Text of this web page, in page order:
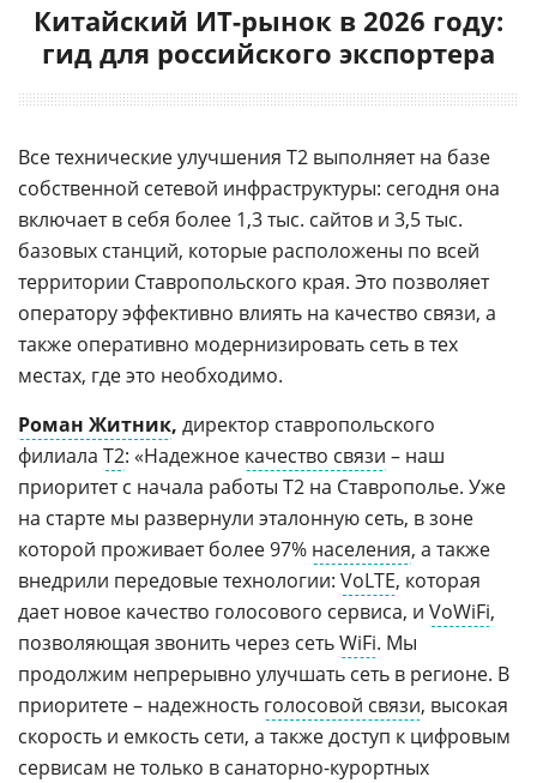
Китайский ИТ-рынок в 2026 году:
гид для российского экспортера
Все технические улучшения T2 выполняет на базе
собственной сетевой инфраструктуры: сегодня она
включает в себя более 1,3 тыс. сайтов и 3,5 тыс.
базовых станций, которые расположены по всей
территории Ставропольского края. Это позволяет
оператору эффективно влиять на качество связи, а
также оперативно модернизировать сеть в тех
местах, где это необходимо.
Роман Житник, директор ставропольского
филиала Т2: «Надежное качество связи – наш
приоритет с начала работы T2 на Ставрополье. Уже
на старте мы развернули эталонную сеть, в зоне
которой проживает более 97% населения, а также
внедрили передовые технологии: VoLTE, которая
дает новое качество голосового сервиса, и VoWiFi,
позволяющая звонить через сетьWiFi. Мы
продолжим непрерывно улучшать сеть в регионе. В
приоритете – надежность голосовой связи, высокая
скорость и емкость сети, а также доступ к цифровым
сервисам не только в санаторно-курортных